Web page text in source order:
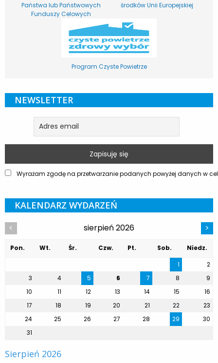
Państwa lub Państwowych
Funduszy Celowych
środków Unii Europejskiej
Program Czyste Powietrze
NEWSLETTER
Wyrażam zgodę na przetwarzanie podanych powyżej danych w
KALENDARZ WYDARZEŃ
< sierpień 2026 >
Pon. Wt. Śr. Czw. Pt. Sob.
Niedz.
1
2
3
4 5 6 7 8
9
10
11 12 13 14 15
16
17
18 19 20 21 22
23
24
25 26 27 28 29
30
31
Sierpień 2026